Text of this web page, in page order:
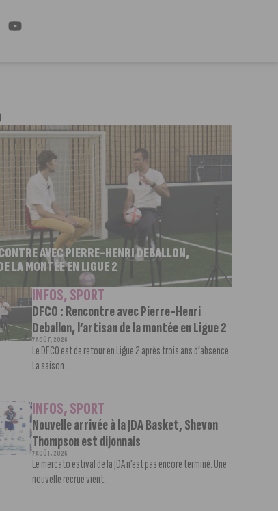
AVEC PIERRE-HENRI DEBALLON,
LA MONTÉE EN LIGUE 2
INFOS,SPORT
DFCO : Rencontre avec Pierre-Henri
Deballon, l’artisan de la montée en Ligue 2
7 AOÛT, 2026
Le DFCO est de retour en Ligue 2 après trois ans d’absence.
La saison...
INFOS,SPORT
Nouvelle arrivée à la JDA Basket, Shevon
Thompson est dijonnais
7 AOÛT, 2026
Le mercato estival de la JDA n’est pas encore terminé. Une
nouvelle recrue vient...